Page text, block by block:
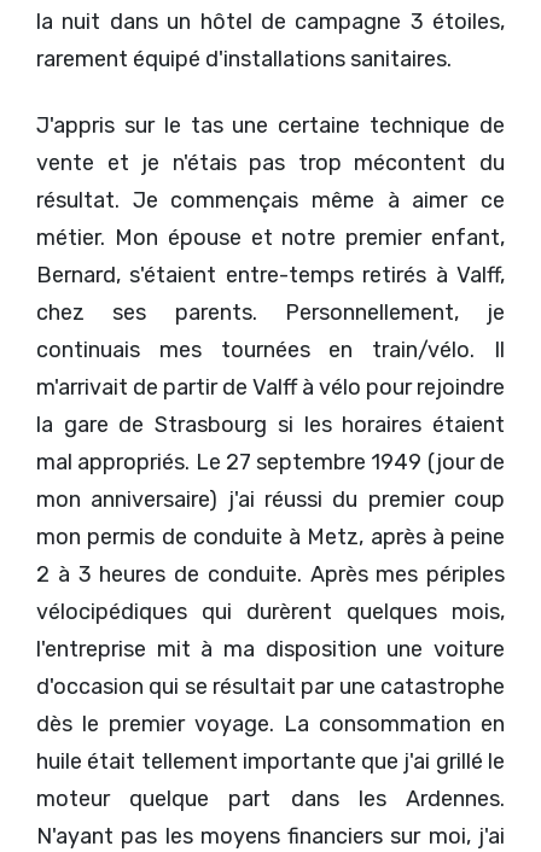
la nuit dans un hôtel de campagne 3 étoiles,
rarement équipé d'installations sanitaires.
J'appris sur le tas une certaine technique de
vente et je n'étais pas trop mécontent du
résultat. Je commençais même à aimer ce
métier. Mon épouse et notre premier enfant,
Bernard, s'étaient entre-temps retirés à Valff,
chez ses parents. Personnellement, je
continuais mes tournées en train/vélo. Il
m'arrivait de partir de Valff à vélo pour rejoindre
la gare de Strasbourg si les horaires étaient
mal appropriés. Le 27 septembre 1949 (jour de
mon anniversaire) j'ai réussi du premier coup
mon permis de conduite à Metz, après à peine
2 à 3 heures de conduite. Après mes périples
vélocipédiques qui durèrent quelques mois,
l'entreprise mit à ma disposition une voiture
d'occasion qui se résultait par une catastrophe
dès le premier voyage. La consommation en
huile était tellement importante que j'ai grillé le
moteur quelque part dans les Ardennes.
N'ayant pas les moyens financiers sur moi, j'ai